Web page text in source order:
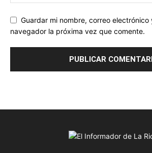
Guardar mi nombre, correo
navegador la próxima vez que comente.